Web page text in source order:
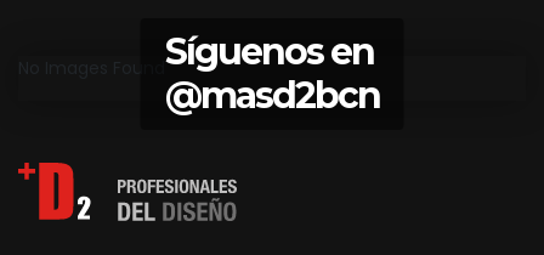
Síguenos en
@masd2bcn